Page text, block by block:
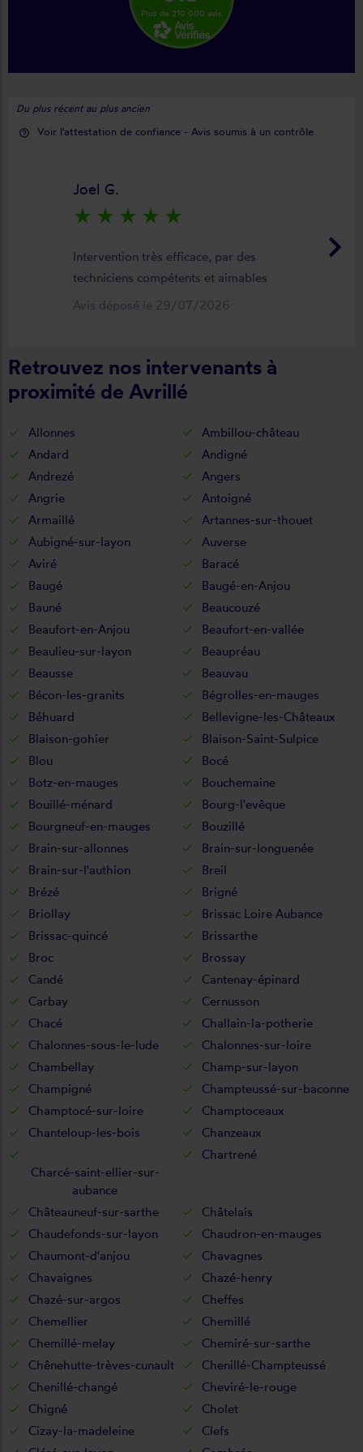
Plus de 210 000 avis
Du plus récent au plus ancien
help_outline Voir l'attestation de confiance - Avis soumis à un contrôle
keyboard_arrow_right
Joel G.
star_rate star_rate star_rate star_rate star_rate
Intervention très efficace, par des
techniciens compétents et aimables
Avis déposé le 29/07/2026
Retrouvez nos intervenants à
proximité de Avrillé
Allonnes
Ambillou-château
Andard
Andigné
Andrezé
Angers
Angrie
Antoigné
Armaillé
Artannes-sur-thouet
Aubigné-sur-layon
Auverse
Aviré
Baracé
Baugé
Baugé-en-Anjou
Bauné
Beaucouzé
Beaufort-en-Anjou
Beaufort-en-vallée
Beaulieu-sur-layon
Beaupréau
Beausse
Beauvau
Bécon-les-granits
Bégrolles-en-mauges
Béhuard
Bellevigne-les-Châteaux
Blaison-gohier
Blaison-Saint-Sulpice
Blou
Bocé
Botz-en-mauges
Bouchemaine
Bouillé-ménard
Bourg-l'evêque
Bourgneuf-en-mauges
Bouzillé
Brain-sur-allonnes
Brain-sur-longuenée
Brain-sur-l'authion
Breil
Brézé
Brigné
Briollay
Brissac Loire Aubance
Brissac-quincé
Brissarthe
Broc
Brossay
Candé
Cantenay-épinard
Carbay
Cernusson
Chacé
Challain-la-potherie
Chalonnes-sous-le-lude
Chalonnes-sur-loire
Chambellay
Champ-sur-layon
Champigné
Champteussé-sur-baconne
Champtocé-sur-loire
Champtoceaux
Chanteloup-les-bois
Chanzeaux
Charcé-saint-ellier-sur-
aubance
Chartrené
Châteauneuf-sur-sarthe
Châtelais
Chaudefonds-sur-layon
Chaudron-en-mauges
Chaumont-d'anjou
Chavagnes
Chavaignes
Chazé-henry
Chazé-sur-argos
Cheffes
Chemellier
Chemillé
Chemillé-melay
Chemiré-sur-sarthe
Chênehutte-trèves-cunault
Chenillé-Champteussé
Chenillé-changé
Cheviré-le-rouge
Chigné
Cholet
Cizay-la-madeleine
Clefs